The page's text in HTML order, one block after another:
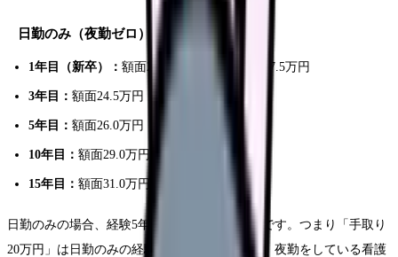
日勤のみ（夜勤ゼロ）の手取り目安
1年目（新卒）： 額面22.5万円 → 手取り約17.5万円
3年目： 額面24.5万円 → 手取り約19.0万円
5年目： 額面26.0万円 → 手取り約20.0万円
10年目： 額面29.0万円 → 手取り約22.5万円
15年目： 額面31.0万円 → 手取り約24.0万円
日勤のみの場合、経験5年目で手取り約20万円です。つまり「手取り
20万円」は日勤のみの経験5年目レベルであり、夜勤をしている看護